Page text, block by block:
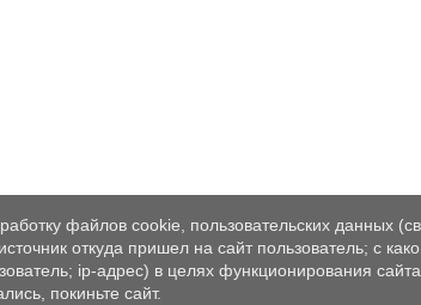
файлов cookie, пользовательских данных
откуда пришел на сайт пользователь; с
ip-адрес) в целях функционирования
покиньте сайт.